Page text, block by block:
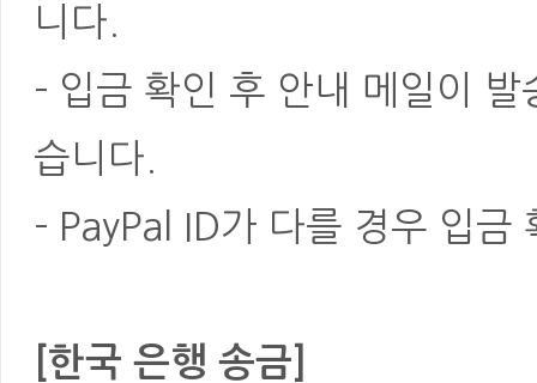
니다.
- 입금 확인 후 안내 메일이
습니다.
- PayPal ID가 다를 경우 입금
[한국 은행 송금]